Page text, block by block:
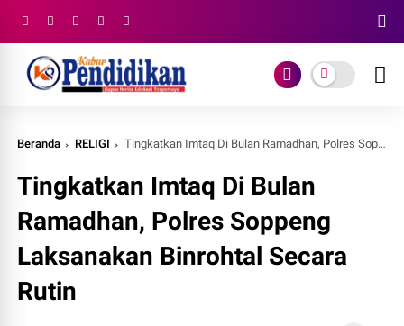
Beranda RELIGI Tingkatkan Imtaq Di Bulan Ramadhan, Polres Soppeng Laksanakan Binrohtal Secara Rutin
Tingkatkan Imtaq Di Bulan
Ramadhan, Polres Soppeng
Laksanakan Binrohtal Secara
Rutin